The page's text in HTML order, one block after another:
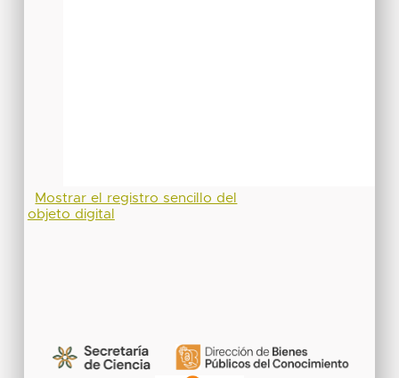
Mostrar el registro sencillo del
objeto digital